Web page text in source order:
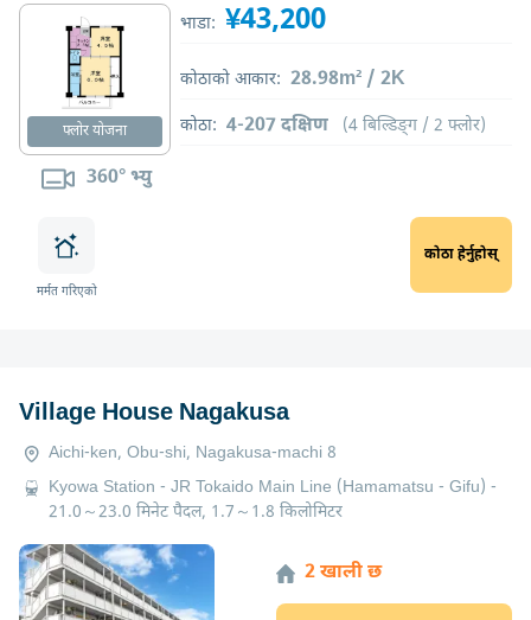
फ्लोर योजना
360° भ्यु
भाडा: ¥43,200
कोठाको आकार: 28.98m² / 2K
कोठा: 4-207 दक्षिण (4 बिल्डिङ्ग / 2 फ्लोर)
मर्मत गरिएको
कोठा हेर्नुहोस्
Village House Nagakusa
Aichi-ken, Obu-shi, Nagakusa-machi 8
Kyowa Station - JR Tokaido Main Line (Hamamatsu - Gifu) -
21.0～23.0 मिनेट पैदल, 1.7～1.8 किलोमिटर
2 खाली छ